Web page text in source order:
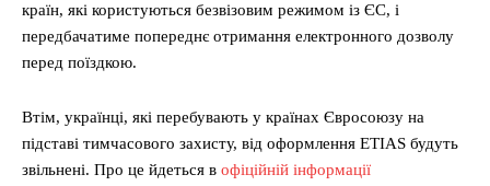
країн, які користуються безвізовим режимом із ЄС, і
передбачатиме попереднє отримання електронного дозволу
перед поїздкою.
Втім, українці, які перебувають у країнах Євросоюзу на
підставі тимчасового захисту, від оформлення ETIAS будуть
звільнені. Про це йдеться в офіційній інформації